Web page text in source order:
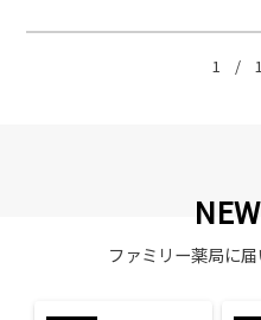
1 /
ファミリー薬局に届